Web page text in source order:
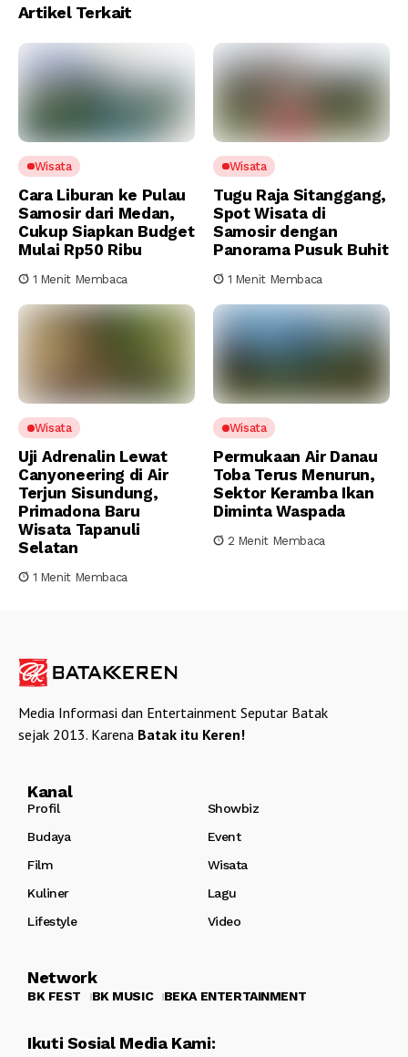
Artikel Terkait
Wisata
Cara Liburan ke Pulau
Samosir dari Medan,
Cukup Siapkan Budget
Mulai Rp50 Ribu
1 Menit Membaca
Wisata
Tugu Raja Sitanggang,
Spot Wisata di
Samosir dengan
Panorama Pusuk Buhit
1 Menit Membaca
Wisata
Uji Adrenalin Lewat
Canyoneering di Air
Terjun Sisundung,
Primadona Baru
Wisata Tapanuli
Selatan
1 Menit Membaca
Wisata
Permukaan Air Danau
Toba Terus Menurun,
Sektor Keramba Ikan
Diminta Waspada
2 Menit Membaca
Media Informasi dan Entertainment Seputar Batak
sejak 2013. Karena Batak itu Keren!
Kanal
Profil
Showbiz
Budaya
Event
Film
Wisata
Kuliner
Lagu
Lifestyle
Video
Network
BK FEST BK MUSIC BEKA ENTERTAINMENT
Ikuti Sosial Media Kami: